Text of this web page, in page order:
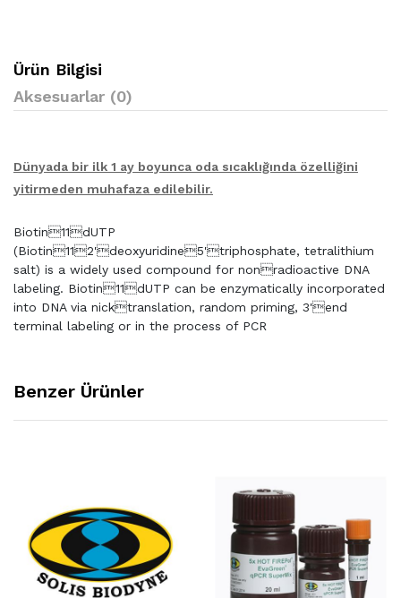
Ürün Bilgisi
Aksesuarlar (0)
Dünyada bir ilk 1 ay boyunca oda sıcaklığında özelliğini
yitirmeden muhafaza edilebilir.
Biotin11dUTP
(Biotin112'deoxyuridine5'triphosphate, tetralithium
salt) is a widely used compound for nonradioactive DNA
labeling. Biotin11dUTP can be enzymatically incorporated
into DNA via nicktranslation, random priming, 3'end
terminal labeling or in the process of PCR
Benzer Ürünler